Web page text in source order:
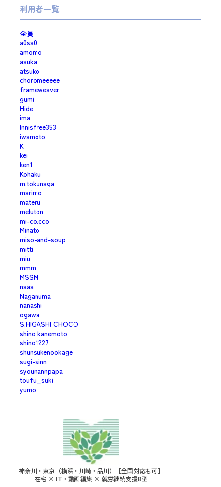
利用者一覧
全員
a0sa0
amomo
asuka
atsuko
choromeeeee
frameweaver
gumi
Hide
ima
Innisfree353
iwamoto
K
kei
ken1
Kohaku
m.tokunaga
marimo
materu
meluton
mi-co.cco
Minato
miso-and-soup
mitti
miu
mmm
MSSM
naaa
Naganuma
nanashi
ogawa
S.HIGASHI CHOCO
shino kanemoto
shino1227
shunsukenookage
sugi-sinn
syounannpapa
toufu_suki
yumo
神奈川・東京（横浜・川崎・品川）【全国対応も可】
在宅 × IT・動画編集 × 就労継続支援B型